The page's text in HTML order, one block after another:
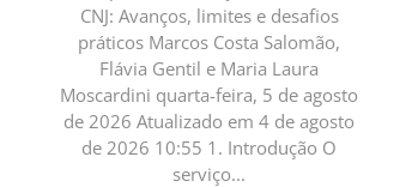
CNJ: Avanços, limites e desafios
práticos Marcos Costa Salomão,
Flávia Gentil e Maria Laura
Moscardini quarta-feira, 5 de agosto
de 2026 Atualizado em 4 de agosto
de 2026 10:55 1. Introdução O
serviço...